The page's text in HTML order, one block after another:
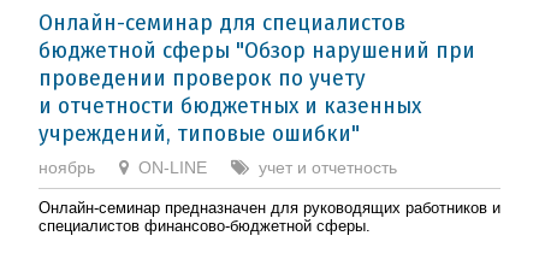
Онлайн-семинар для специалистов
бюджетной сферы "Обзор нарушений при
проведении проверок по учету
и отчетности бюджетных и казенных
учреждений, типовые ошибки"
ноябрь ON-LINE учет и отчетность
Онлайн-семинар предназначен для руководящих работников и
специалистов финансово-бюджетной сферы.